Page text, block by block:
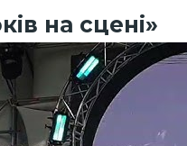
на сцені»